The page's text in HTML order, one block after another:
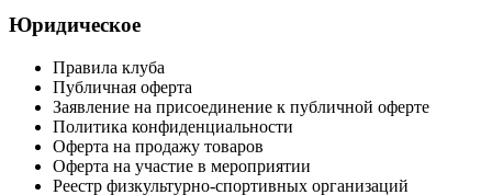
Юридическое
Правила клуба
Публичная оферта
Заявление на присоединение к публичной оферте
Политика конфиденциальности
Оферта на продажу товаров
Оферта на участие в мероприятии
Реестр физкультурно-спортивных организаций